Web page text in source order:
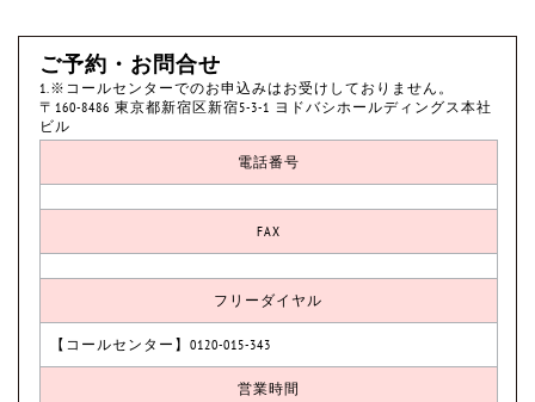
ご予約・お問合せ
1.※コールセンターでのお申込みはお受けしておりません。
〒160-8486 東京都新宿区新宿5-3-1 ヨドバシホールディングス本社
ビル
電話番号
FAX
フリーダイヤル
【コールセンター】0120-015-343
営業時間